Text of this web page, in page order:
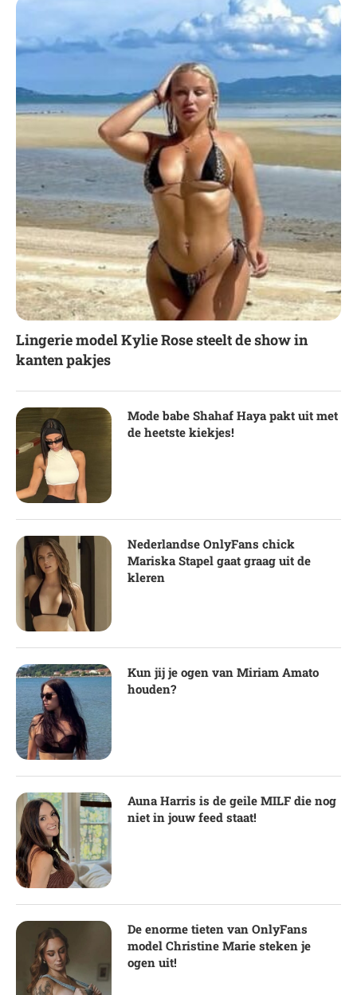
Lingerie model Kylie Rose steelt de show in
kanten pakjes
Mode babe Shahaf Haya pakt uit met
de heetste kiekjes!
Nederlandse OnlyFans chick
Mariska Stapel gaat graag uit de
kleren
Kun jij je ogen van Miriam Amato
houden?
Auna Harris is de geile MILF die nog
niet in jouw feed staat!
De enorme tieten van OnlyFans
model Christine Marie steken je
ogen uit!